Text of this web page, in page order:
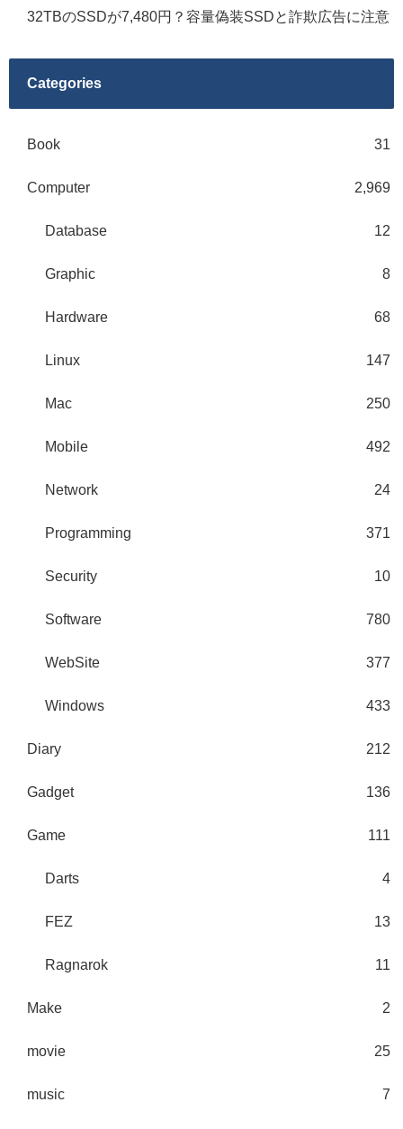
32TBのSSDが7,480円？容量偽装SSDと詐欺広告に注意
Categories
Book 31
Computer 2,969
Database 12
Graphic 8
Hardware 68
Linux 147
Mac 250
Mobile 492
Network 24
Programming 371
Security 10
Software 780
WebSite 377
Windows 433
Diary 212
Gadget 136
Game 111
Darts 4
FEZ 13
Ragnarok 11
Make 2
movie 25
music 7